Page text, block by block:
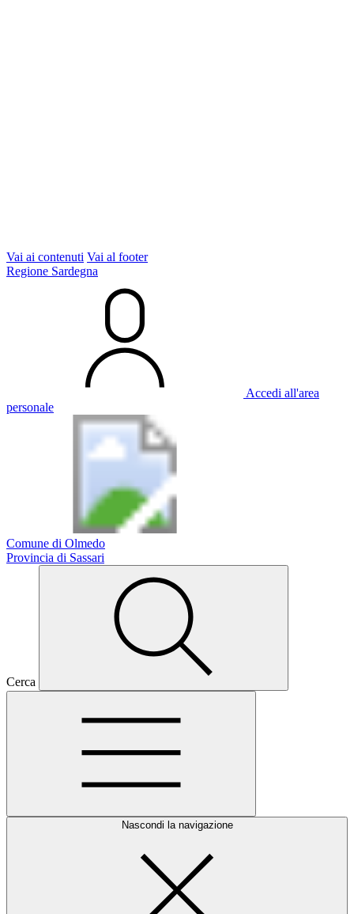
Vai ai contenuti Vai al footer
Regione Sardegna
Accedi all'area
personale
Comune di Olmedo
Provincia di Sassari
Cerca
Nascondi la navigazione